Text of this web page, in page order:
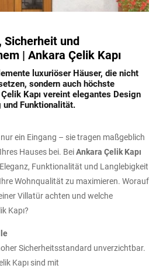
Sicherheit und
| Ankara Çelik Kapı
luxuriöser Häuser, die nicht
sondern auch höchste
Kapı vereint elegantes Design
Funktionalität.
ein Eingang – sie tragen maßgeblich
Hauses bei. BeiAnkara Çelik Kapı
Funktionalität und Langlebigkeit
Wohnqualität zu maximieren. Worauf
Villatür achten und welche
Kapı?
Sicherheitsstandard unverzichtbar.
Kapı sind mit